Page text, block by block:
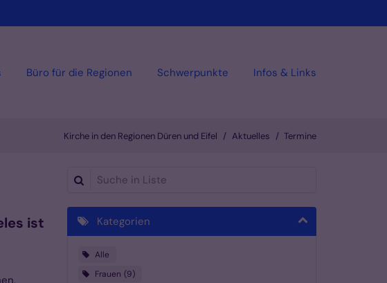
Büro für die Regionen Schwerpunkte Infos & Links
Kirche in den Regionen Düren und Eifel Aktuelles Termine
ist
Suche in Liste
Kategorien
Alle
Frauen
9